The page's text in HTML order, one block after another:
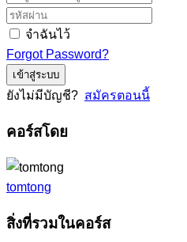
จำฉันไว้
Forgot Password?
เข้าสู่ระบบ
ยังไม่มีบัญชี? สมัครตอนนี้
คอร์สโดย
tomtong
สิ่งที่รวมในคอร์ส